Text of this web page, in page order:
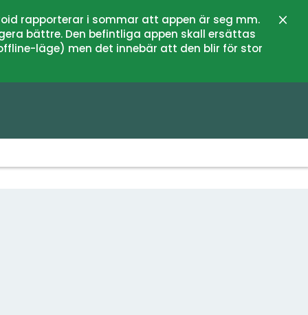
rapporterar i sommar att appen är seg mm.
bättre. Den befintliga appen skall ersättas
läge) men det innebär att den blir för stor